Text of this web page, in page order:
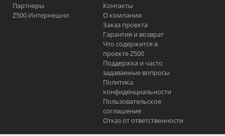
Партнеры
Z500 Интернешнл
Контакты
О компании
Заказ проекта
Гарантия и возврат
Что содержится в
проекте Z500
Поддержка и часто
задаваемые вопросы
Политика
конфиденциальности
Пользовательское
соглашение
Отказ от ответственности